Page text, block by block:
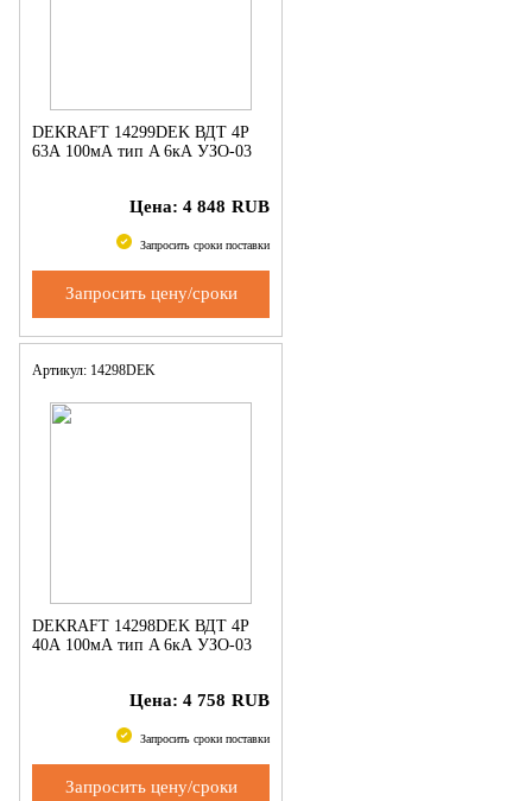
DEKRAFT 14299DEK ВДТ 4P
63А 100мА тип A 6кА УЗО-03
Цена: 4 848 RUB
Запросить сроки поставки
Запросить цену/сроки
Артикул: 14298DEK
DEKRAFT 14298DEK ВДТ 4P
40А 100мА тип A 6кА УЗО-03
Цена: 4 758 RUB
Запросить сроки поставки
Запросить цену/сроки